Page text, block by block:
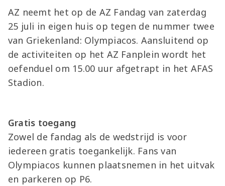
AZ neemt het op de AZ Fandag van zaterdag
25 juli in eigen huis op tegen de nummer twee
van Griekenland: Olympiacos. Aansluitend op
de activiteiten op het AZ Fanplein wordt het
oefenduel om 15.00 uur afgetrapt in het AFAS
Stadion.
Gratis toegang
Zowel de fandag als de wedstrijd is voor
iedereen gratis toegankelijk. Fans van
Olympiacos kunnen plaatsnemen in het uitvak
en parkeren op P6.